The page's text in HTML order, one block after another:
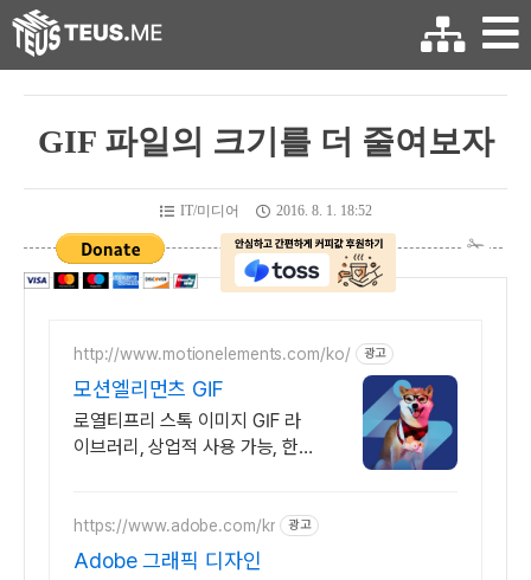
GIF 파일의 크기를 더 줄여보자
IT/미디어 2016. 8. 1. 18:52
http://www.motionelements.com/ko/ 광고
모션엘리먼츠 GIF
로열티프리 스톡 이미지 GIF 라
이브러리, 상업적 사용 가능, 한국
https://www.adobe.com/kr 광고
Adobe 그래픽 디자인